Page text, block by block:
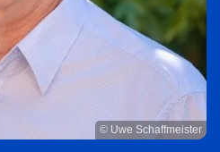
© Uwe Schaffmeister